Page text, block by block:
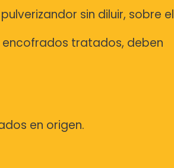
sin diluir, sobre el
tratados, deben
en origen.